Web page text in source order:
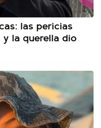
las pericias
la querella dio